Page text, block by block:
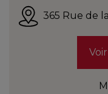
ACHAT
365 Rue de